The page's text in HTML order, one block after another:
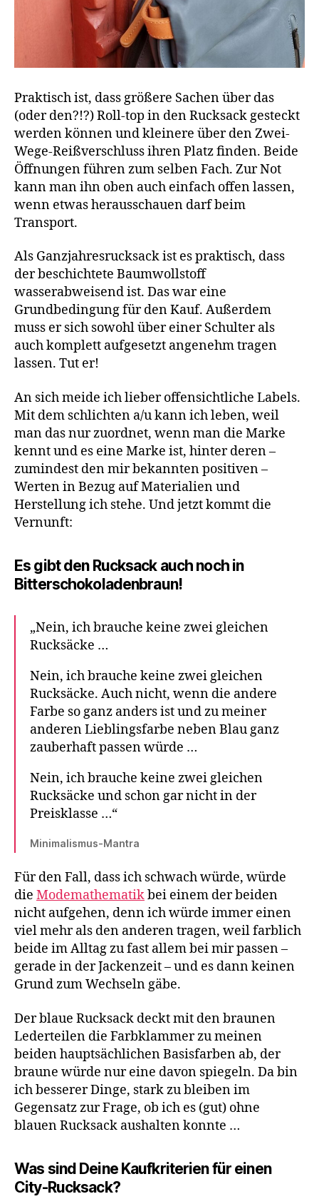
Praktisch ist, dass größere Sachen über das
(oder den?!?) Roll-top in den Rucksack gesteckt
werden können und kleinere über den Zwei-
Wege-Reißverschluss ihren Platz finden. Beide
Öffnungen führen zum selben Fach. Zur Not
kann man ihn oben auch einfach offen lassen,
wenn etwas herausschauen darf beim
Transport.
Als Ganzjahresrucksack ist es praktisch, dass
der beschichtete Baumwollstoff
wasserabweisend ist. Das war eine
Grundbedingung für den Kauf. Außerdem
muss er sich sowohl über einer Schulter als
auch komplett aufgesetzt angenehm tragen
lassen. Tut er!
An sich meide ich lieber offensichtliche Labels.
Mit dem schlichten a/u kann ich leben, weil
man das nur zuordnet, wenn man die Marke
kennt und es eine Marke ist, hinter deren –
zumindest den mir bekannten positiven –
Werten in Bezug auf Materialien und
Herstellung ich stehe. Und jetzt kommt die
Vernunft:
Es gibt den Rucksack auch noch in
Bitterschokoladenbraun!
„Nein, ich brauche keine zwei gleichen
Rucksäcke …
Nein, ich brauche keine zwei gleichen
Rucksäcke. Auch nicht, wenn die andere
Farbe so ganz anders ist und zu meiner
anderen Lieblingsfarbe neben Blau ganz
zauberhaft passen würde …
Nein, ich brauche keine zwei gleichen
Rucksäcke und schon gar nicht in der
Preisklasse …“
Minimalismus-Mantra
Für den Fall, dass ich schwach würde, würde
die Modemathematikbei einem der beiden
nicht aufgehen, denn ich würde immer einen
viel mehr als den anderen tragen, weil farblich
beide im Alltag zu fast allem bei mir passen –
gerade in der Jackenzeit – und es dann keinen
Grund zum Wechseln gäbe.
Der blaue Rucksack deckt mit den braunen
Lederteilen die Farbklammer zu meinen
beiden hauptsächlichen Basisfarben ab, der
braune würde nur eine davon spiegeln. Da bin
ich besserer Dinge, stark zu bleiben im
Gegensatz zur Frage, ob ich es (gut) ohne
blauen Rucksack aushalten konnte …
Was sind Deine Kaufkriterien für einen
City-Rucksack?